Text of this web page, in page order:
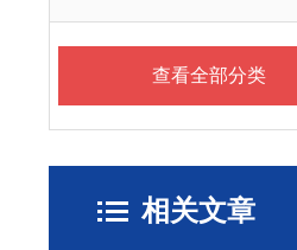
查看全部分类
相关文章